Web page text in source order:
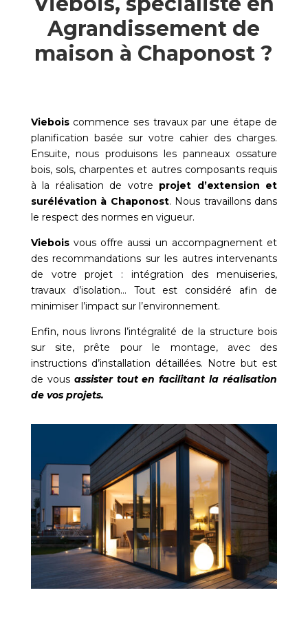
Agrandissement de
maison à Chaponost ?
Vieboiscommence ses travaux par une étape de
planification basée sur votre cahier des charges.
Ensuite, nous produisons les panneaux ossature
bois, sols, charpentes et autres composants requis
à la réalisation de votre projet d’extension et
surélévation à Chaponost. Nous travaillons dans
le respect des normes en vigueur.
Vieboisvous offre aussi un accompagnement et
des recommandations sur les autres intervenants
de votre projet : intégration des menuiseries,
travaux d’isolation… Tout est considéré afin de
minimiser l’impact sur l’environnement.
Enfin, nous livrons l’intégralité de la structure bois
sur site, prête pour le montage, avec des
instructions d’installation détaillées. Notre but est
de vous assister tout en facilitant la réalisation
de vos projets.